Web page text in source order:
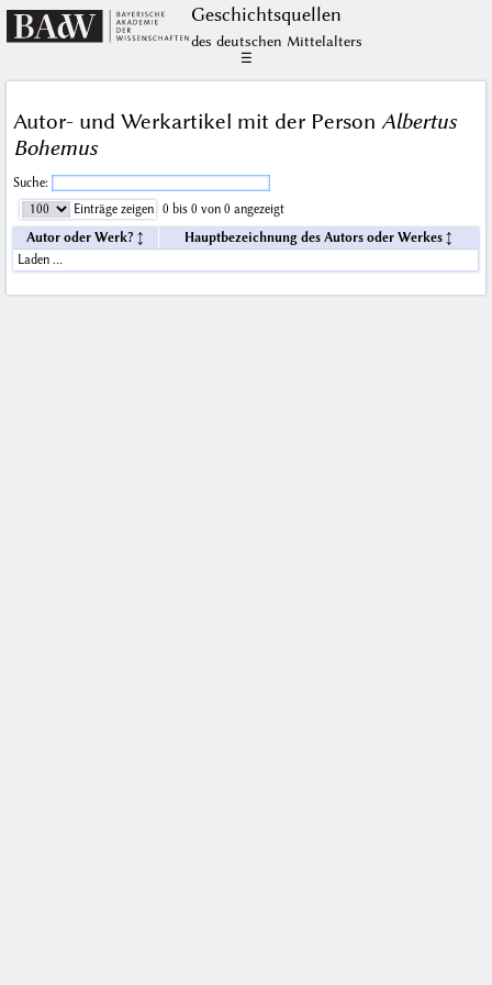
Geschichts­quellen
des deutschen Mittelalters
☰
Autor- und Werkartikel mit der Person Albertus
Bohemus
Suche:
Einträge zeigen
0 bis 0 von 0 angezeigt
Autor oder Werk?
Hauptbezeichnung des Autors oder Werkes
Laden …